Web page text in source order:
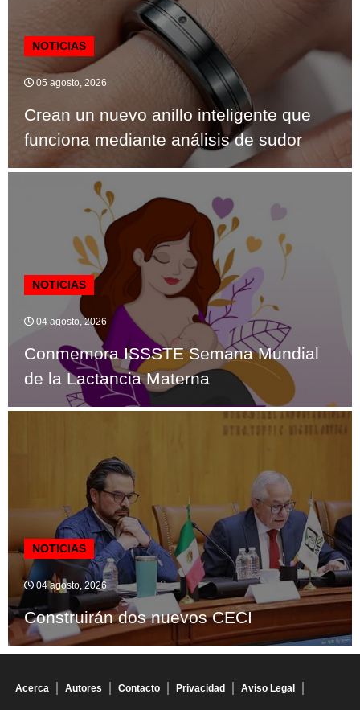
NOTICIAS
05 agosto, 2026
Crean un nuevo anillo inteligente que
funciona mediante análisis de sudor
NOTICIAS
04 agosto, 2026
Conmemora ISSSTE Semana Mundial
de la Lactancia Materna
NOTICIAS
04 agosto, 2026
Construirán dos nuevos CECI
Acerca Autores Contacto Privacidad Aviso Legal